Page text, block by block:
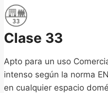
Clase 33
Apto para un uso
intenso según la norma
en cualquier espacio